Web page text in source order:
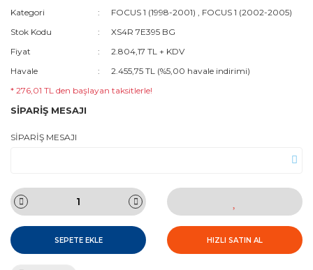
Kategori FOCUS 1 (1998-2001) , FOCUS 1 (2002-2005)
Stok Kodu
XS4R 7E395 BG
Fiyat
2.804,17 TL + KDV
Havale
2.455,75 TL (%5,00 havale indirimi)
* 276,01 TL den başlayan taksitlerle!
SİPARİŞ MESAJI
SİPARİŞ MESAJI
SEPETE EKLE HIZLI SATIN AL